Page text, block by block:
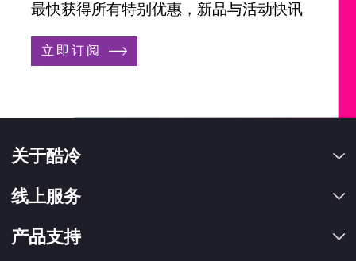
最快获得所有特别优惠，新品与活动快讯
立即订阅
关于酷冷
线上服务
产品支持